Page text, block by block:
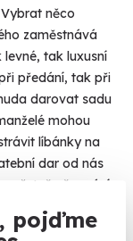
pojďme
něco
zaměstnává
tak luxusní
předání, tak při
darovat sadu
mohou
líbánky na
dar od nás
včetně věnování,